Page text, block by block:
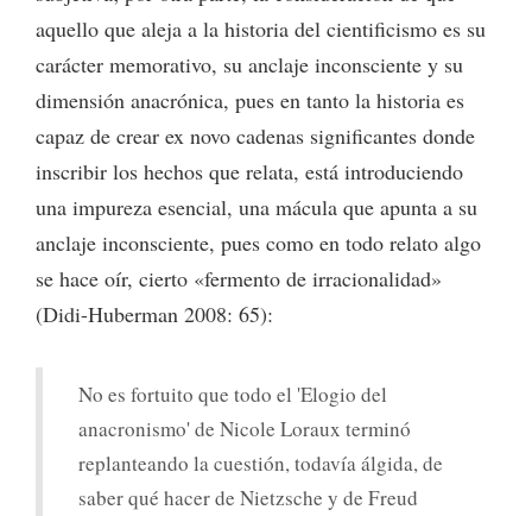
aquello que aleja a la historia del cientificismo es su
carácter memorativo, su anclaje inconsciente y su
dimensión anacrónica, pues en tanto la historia es
capaz de crear ex novo cadenas significantes donde
inscribir los hechos que relata, está introduciendo
una impureza esencial, una mácula que apunta a su
anclaje inconsciente, pues como en todo relato algo
se hace oír, cierto «fermento de irracionalidad»
(Didi-Huberman 2008: 65):
No es fortuito que todo el 'Elogio del
anacronismo' de Nicole Loraux terminó
replanteando la cuestión, todavía álgida, de
saber qué hacer de Nietzsche y de Freud